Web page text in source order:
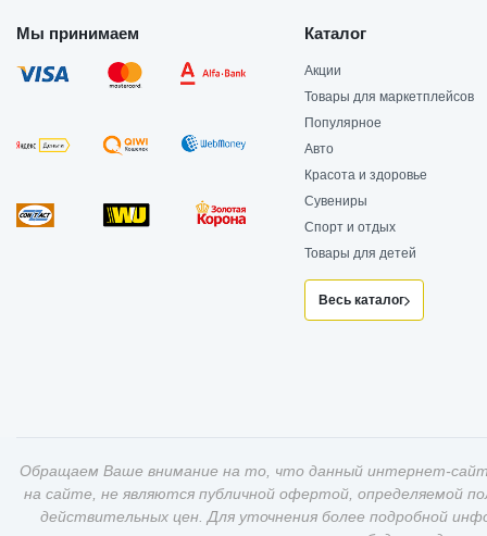
Мы принимаем Каталог
Акции
Товары для маркетплейсов
Популярное
Авто
Красота и здоровье
Сувениры
Спорт и отдых
Товары для детей
Весь каталог
Обращаем Ваше внимание на то, что данный интернет-
на сайте, не являются публичной офертой, определяемой
действительных цен. Для уточнения более подробной